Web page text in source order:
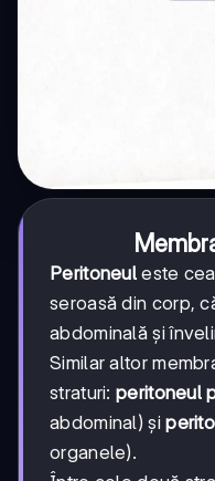
Peritoneul este
seroasă din corp,
abdominală și
Similar altor
straturi: peritoneul
abdominal) și
organele).